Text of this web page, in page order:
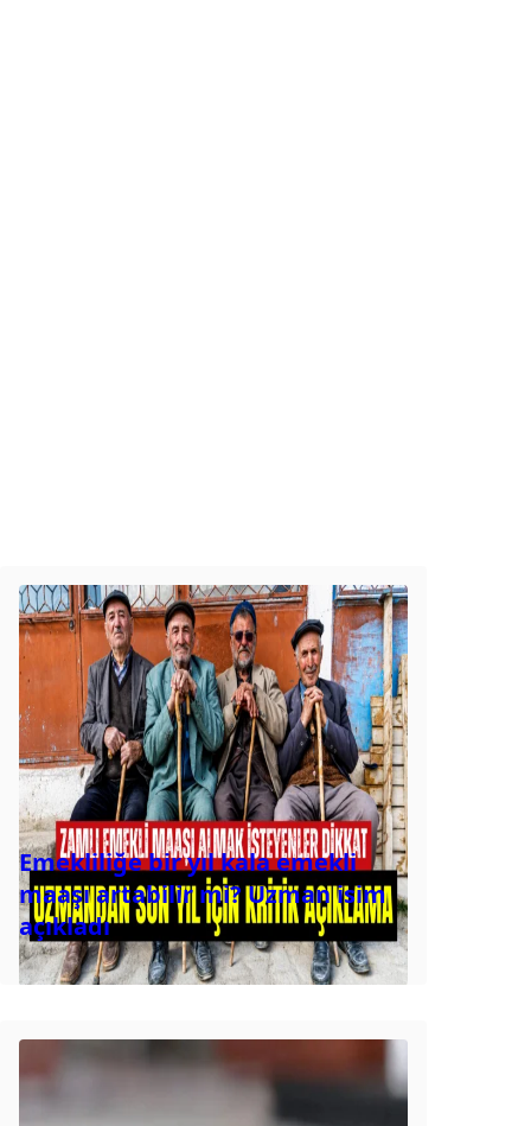
Emekliliğe bir yıl kala emekli
maaşı artabilir mi? Uzman isim
açıkladı